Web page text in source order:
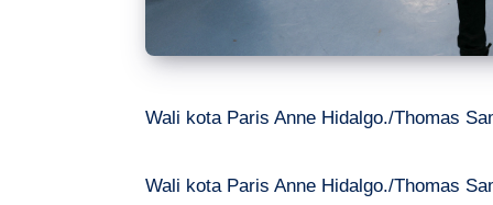
Wali kota Paris Anne Hidalgo./Thomas
Wali kota Paris Anne Hidalgo./Thomas